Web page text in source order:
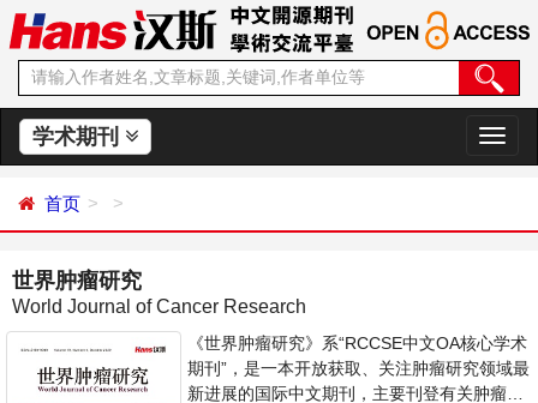
学术期刊
切
换
首页
世界肿瘤研究
World Journal of Cancer Research
《世界肿瘤研究》系“RCCSE中文OA核心学术
期刊”，是一本开放获取、关注肿瘤研究领域最
新进展的国际中文期刊，主要刊登有关肿瘤免